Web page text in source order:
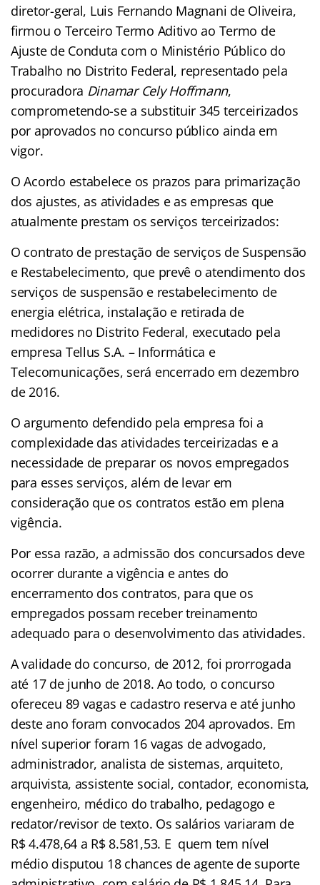
diretor-geral, Luis Fernando Magnani de Oliveira,
firmou o Terceiro Termo Aditivo ao Termo de
Ajuste de Conduta com o Ministério Público do
Trabalho no Distrito Federal, representado pela
procuradora Dinamar Cely Hoffmann,
comprometendo-se a substituir 345 terceirizados
por aprovados no concurso público ainda em
vigor.
O Acordo estabelece os prazos para primarização
dos ajustes, as atividades e as empresas que
atualmente prestam os serviços terceirizados:
O contrato de prestação de serviços de Suspensão
e Restabelecimento, que prevê o atendimento dos
serviços de suspensão e restabelecimento de
energia elétrica, instalação e retirada de
medidores no Distrito Federal, executado pela
empresa Tellus S.A. – Informática e
Telecomunicações, será encerrado em dezembro
de 2016.
O argumento defendido pela empresa foi a
complexidade das atividades terceirizadas e a
necessidade de preparar os novos empregados
para esses serviços, além de levar em
consideração que os contratos estão em plena
vigência.
Por essa razão, a admissão dos concursados deve
ocorrer durante a vigência e antes do
encerramento dos contratos, para que os
empregados possam receber treinamento
adequado para o desenvolvimento das atividades.
A validade do concurso, de 2012, foi prorrogada
até 17 de junho de 2018. Ao todo, o concurso
ofereceu 89 vagas e cadastro reserva e até junho
deste ano foram convocados 204 aprovados. Em
nível superior foram 16 vagas de advogado,
administrador, analista de sistemas, arquiteto,
arquivista, assistente social, contador, economista,
engenheiro, médico do trabalho, pedagogo e
redator/revisor de texto. Os salários variaram de
R$ 4.478,64 a R$ 8.581,53. E quem tem nível
médio disputou 18 chances de agente de suporte